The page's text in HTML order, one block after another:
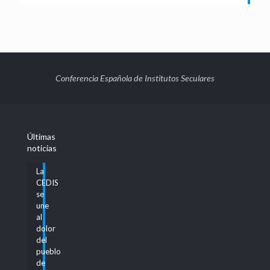
Conferencia Española de Institutos Seculares
Últimas
noticias
La
CEDIS
se
une
al
dolor
del
pueblo
de